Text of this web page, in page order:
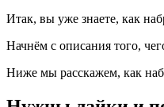
Итак, вы уже знаете, как
Начнём с описания того,
Ниже мы расскажем, как